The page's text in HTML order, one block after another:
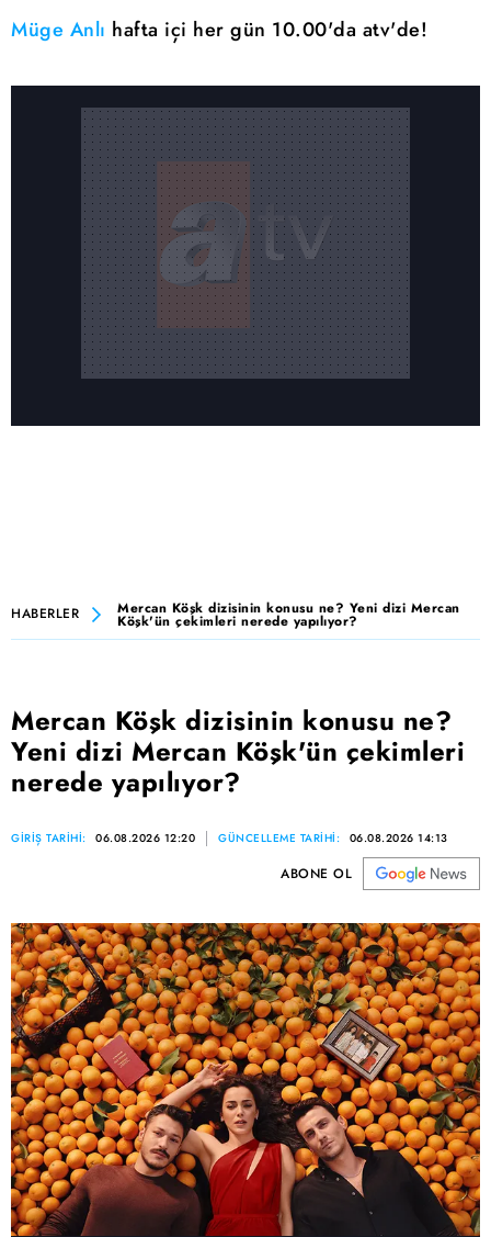
Müge Anlı hafta içi her gün 10.00'da atv'de!
HABERLER Mercan Köşk dizisinin konusu ne? Yeni dizi Mercan
Köşk'ün çekimleri nerede yapılıyor?
Mercan Köşk dizisinin konusu ne?
Yeni dizi Mercan Köşk'ün çekimleri
nerede yapılıyor?
GİRİŞ TARİHİ: 06.08.2026 12:20 GÜNCELLEME TARİHİ: 06.08.2026 14:13
ABONE OL